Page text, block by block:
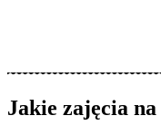
Jakie zajęcia